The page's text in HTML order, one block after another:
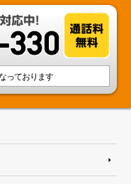
っております